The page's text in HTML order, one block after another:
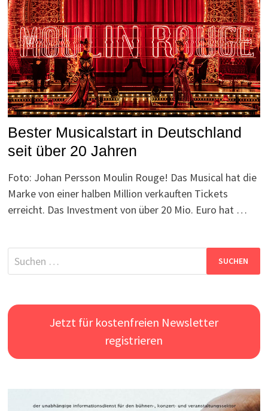
Bester Musicalstart in Deutschland
seit über 20 Jahren
Foto: Johan Persson Moulin Rouge! Das Musical hat die
Marke von einer halben Million verkauften Tickets
erreicht. Das Investment von über 20 Mio. Euro hat …
Suchen
nach:
Jetzt für kostenfreien Newsletter
registrieren